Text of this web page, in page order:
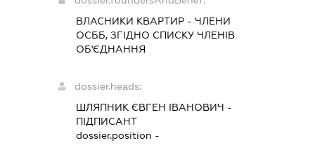
ВЛАСНИКИ КВАРТИР - ЧЛЕНИ
ОСББ, ЗГІДНО СПИСКУ ЧЛЕНІВ
ОБ'ЄДНАННЯ
dossier.heads:
ШЛЯПНИК ЄВГЕН ІВАНОВИЧ -
ПІДПИСАНТ
dossier.position -